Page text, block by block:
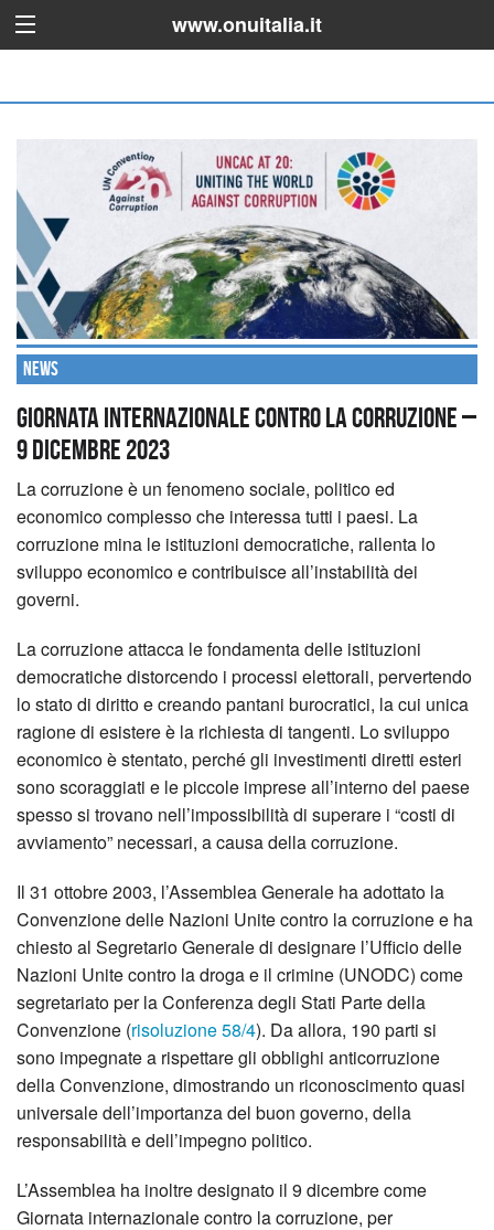
www.onuitalia.it
News
Giornata internazionale contro la corruzione –
9 Dicembre 2023
La corruzione è un fenomeno sociale, politico ed
economico complesso che interessa tutti i paesi. La
corruzione mina le istituzioni democratiche, rallenta lo
sviluppo economico e contribuisce all’instabilità dei
governi.
La corruzione attacca le fondamenta delle istituzioni
democratiche distorcendo i processi elettorali, pervertendo
lo stato di diritto e creando pantani burocratici, la cui unica
ragione di esistere è la richiesta di tangenti. Lo sviluppo
economico è stentato, perché gli investimenti diretti esteri
sono scoraggiati e le piccole imprese all’interno del paese
spesso si trovano nell’impossibilità di superare i “costi di
avviamento” necessari, a causa della corruzione.
Il 31 ottobre 2003, l’Assemblea Generale ha adottato la
Convenzione delle Nazioni Unite contro la corruzione e ha
chiesto al Segretario Generale di designare l’Ufficio delle
Nazioni Unite contro la droga e il crimine (UNODC) come
segretariato per la Conferenza degli Stati Parte della
Convenzione (risoluzione 58/4). Da allora, 190 parti si
sono impegnate a rispettare gli obblighi anticorruzione
della Convenzione, dimostrando un riconoscimento quasi
universale dell’importanza del buon governo, della
responsabilità e dell’impegno politico.
L’Assemblea ha inoltre designato il 9 dicembre come
Giornata internazionale contro la corruzione, per